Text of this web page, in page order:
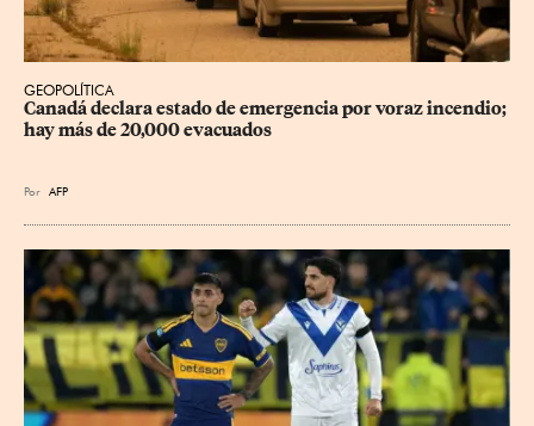
GEOPOLÍTICA
Canadá declara estado de emergencia por voraz incendio;
hay más de 20,000 evacuados
Por AFP